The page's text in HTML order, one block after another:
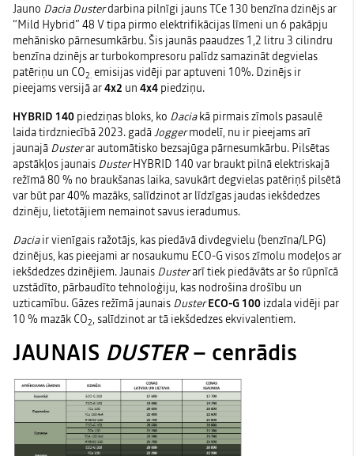
Jauno Dacia Dusterdarbina pilnīgi jauns TCe 130 benzīna dzinējs ar
“Mild Hybrid” 48 V tipa pirmo elektrifikācijas līmeni un 6 pakāpju
mehānisko pārnesumkārbu. Šis jaunās paaudzes 1,2 litru 3 cilindru
benzīna dzinējs ar turbokompresoru palīdz samazināt degvielas
patēriņu un CO2. emisijas vidēji par aptuveni 10%. Dzinējs ir
pieejams versijā ar4x2 un 4x4 piedziņu.
HYBRID 140 piedziņas bloks, ko Daciakā pirmais zīmols pasaulē
laida tirdzniecībā 2023. gadāJoggermodelī, nu ir pieejams arī
jaunajā Dusterar automātisko bezsajūga pārnesumkārbu. Pilsētas
apstākļos jaunais DusterHYBRID 140 var braukt pilnā elektriskajā
režīmā 80 % no braukšanas laika, savukārt degvielas patēriņš pilsētā
var būt par 40% mazāks, salīdzinot ar līdzīgas jaudas iekšdedzes
dzinēju, lietotājiem nemainot savus ieradumus.
Daciair vienīgais ražotājs, kas piedāvā divdegvielu (benzīna/LPG)
dzinējus, kas pieejami ar nosaukumu ECO-G visos zīmolu modeļos ar
iekšdedzes dzinējiem. Jaunais Dusterarī tiek piedāvāts ar šo rūpnīcā
uzstādīto, pārbaudīto tehnoloģiju, kas nodrošina drošību un
uzticamību. Gāzes režīmā jaunais Duster ECO-G 100 izdala vidēji par
10 % mazāk CO2, salīdzinot ar tā iekšdedzes ekvivalentiem.
JAUNAIS DUSTER– cenrādis